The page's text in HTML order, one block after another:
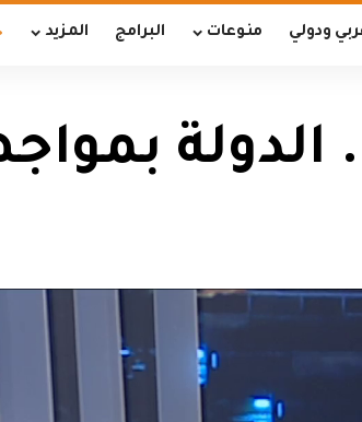
ودولي منوعات البرامج المزيد